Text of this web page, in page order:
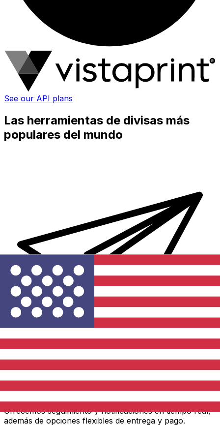
See our API plans
Las herramientas de divisas más
populares del mundo
Transferencias de dinero internacionales Xe
Envíe dinero en línea de forma rápida, segura y fácil.
Ofrecemos seguimiento y notificaciones en tiempo real,
además de opciones flexibles de entrega y pago.